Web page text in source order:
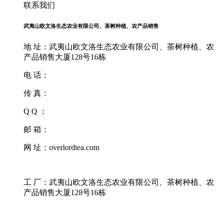
联系我们
武夷山欧文洛生态农业有限公司、茶树种植、农产品销售
地 址：武夷山欧文洛生态农业有限公司、茶树种植、农
产品销售大厦128号16栋
电 话：
传 真：
Q Q ：
邮 箱：
网 址：overlordtea.com
工 厂：武夷山欧文洛生态农业有限公司、茶树种植、农
产品销售大厦128号16栋